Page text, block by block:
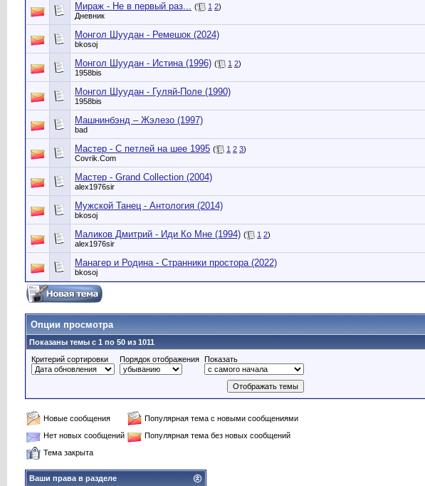
Мираж - Не в первый раз... ( 1 2)
Дневник
Монгол Шуудан - Ремешок (2024)
bkosoj
Монгол Шуудан - Истина (1996) ( 1 2)
1958bis
Монгол Шуудан - Гуляй-Поле (1990)
1958bis
Машнинбэнд – Жэлезо (1997)
bad
Мастер - С петлей на шее 1995 ( 1 2 3)
Сovrik.Com
Мастер - Grand Collection (2004)
alex1976sir
Мужской Танец - Антология (2014)
bkosoj
Маликов Дмитрий - Иди Ко Мне (1994) ( 1 2)
alex1976sir
Манагер и Родина - Странники простора (2022)
bkosoj
Опции просмотра
Показаны темы с 1 по 50 из 1011
Критерий сортировки
Порядок отображения Показать
Новые сообщения
Популярная тема с новыми сообщениями
Нет новых сообщений
Популярная тема без новых сообщений
Тема закрыта
Ваши права в разделе